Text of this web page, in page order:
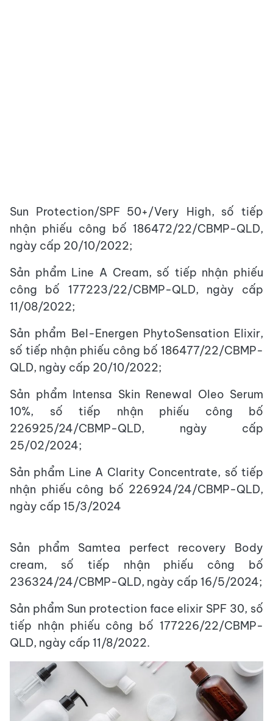
Sun Protection/SPF 50+/Very High, số tiếp
nhận phiếu công bố 186472/22/CBMP-QLD,
ngày cấp 20/10/2022;
Sản phẩm Line A Cream, số tiếp nhận phiếu
công bố 177223/22/CBMP-QLD, ngày cấp
11/08/2022;
Sản phẩm Bel-Energen PhytoSensation Elixir,
số tiếp nhận phiếu công bố 186477/22/CBMP-
QLD, ngày cấp 20/10/2022;
Sản phẩm Intensa Skin Renewal Oleo Serum
10%, số tiếp nhận phiếu công bố
226925/24/CBMP-QLD, ngày cấp
25/02/2024;
Sản phẩm Line A Clarity Concentrate, số tiếp
nhận phiếu công bố 226924/24/CBMP-QLD,
ngày cấp 15/3/2024
Sản phẩm Samtea perfect recovery Body
cream, số tiếp nhận phiếu công bố
236324/24/CBMP-QLD, ngày cấp 16/5/2024;
Sản phẩm Sun protection face elixir SPF 30, số
tiếp nhận phiếu công bố 177226/22/CBMP-
QLD, ngày cấp 11/8/2022.